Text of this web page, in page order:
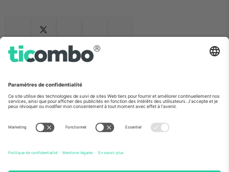
Ticombo France
Mimi Balkanska 132, 1540, Sofia,
Bulgaria
L'entité juridique du fournisseur de la plateforme peut changer en
détails, consultez la page spécifique de l'événement, les mentions